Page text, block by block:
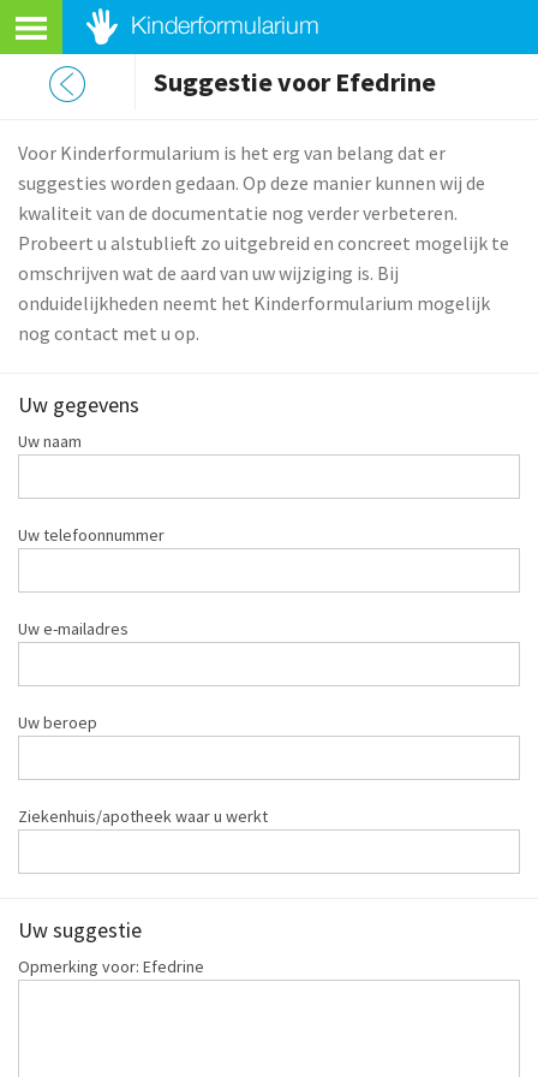
Suggestie voor Efedrine
Voor Kinderformularium is het erg van belang dat er
suggesties worden gedaan. Op deze manier kunnen wij de
kwaliteit van de documentatie nog verder verbeteren.
Probeert u alstublieft zo uitgebreid en concreet mogelijk te
omschrijven wat de aard van uw wijziging is. Bij
onduidelijkheden neemt het Kinderformularium mogelijk
nog contact met u op.
Uw gegevens
Uw naam
Uw telefoonnummer
Uw e-mailadres
Uw beroep
Ziekenhuis/apotheek waar u werkt
Uw suggestie
Opmerking voor: Efedrine